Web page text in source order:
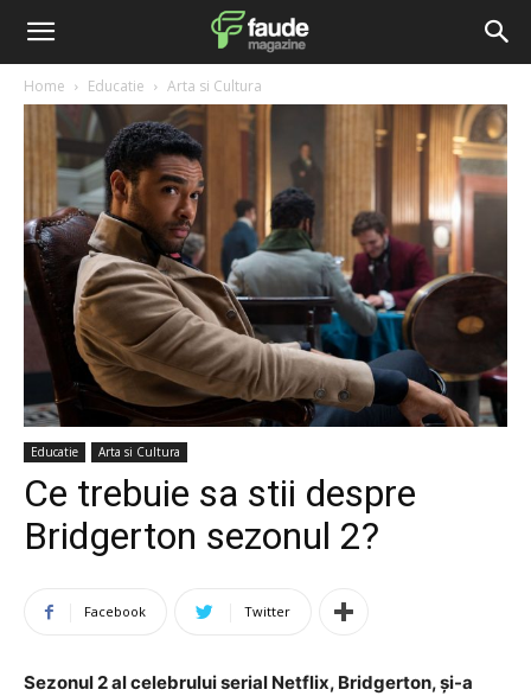
Home Educatie Arta si Cultura
Educatie Arta si Cultura
Ce trebuie sa stii despre
Bridgerton sezonul 2?
Facebook Twitter
Sezonul 2 al celebrului serial Netflix, Bridgerton, și-a